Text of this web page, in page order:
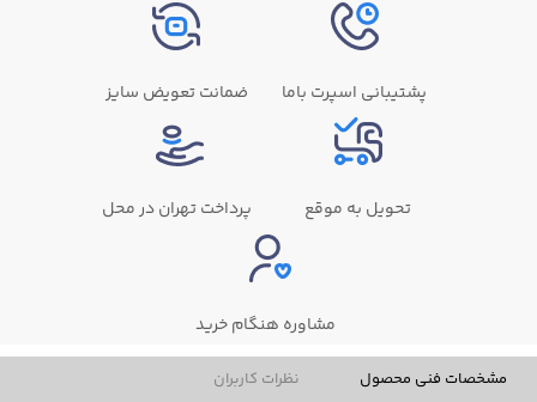
پشتیبانی اسپرت باما ضمانت تعویض سایز
تحویل به موقع پرداخت تهران در محل
مشاوره هنگام خرید
مشخصات فنی محصول نظرات کاربران